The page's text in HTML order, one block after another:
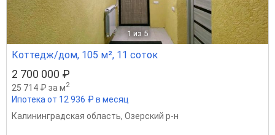
1 из 5
Коттедж/дом, 105 м², 11 соток
2 700 000 ₽
25 714 ₽ за м2
Ипотека от 12 936 ₽ в месяц
Калининградская область, Озерский р-н